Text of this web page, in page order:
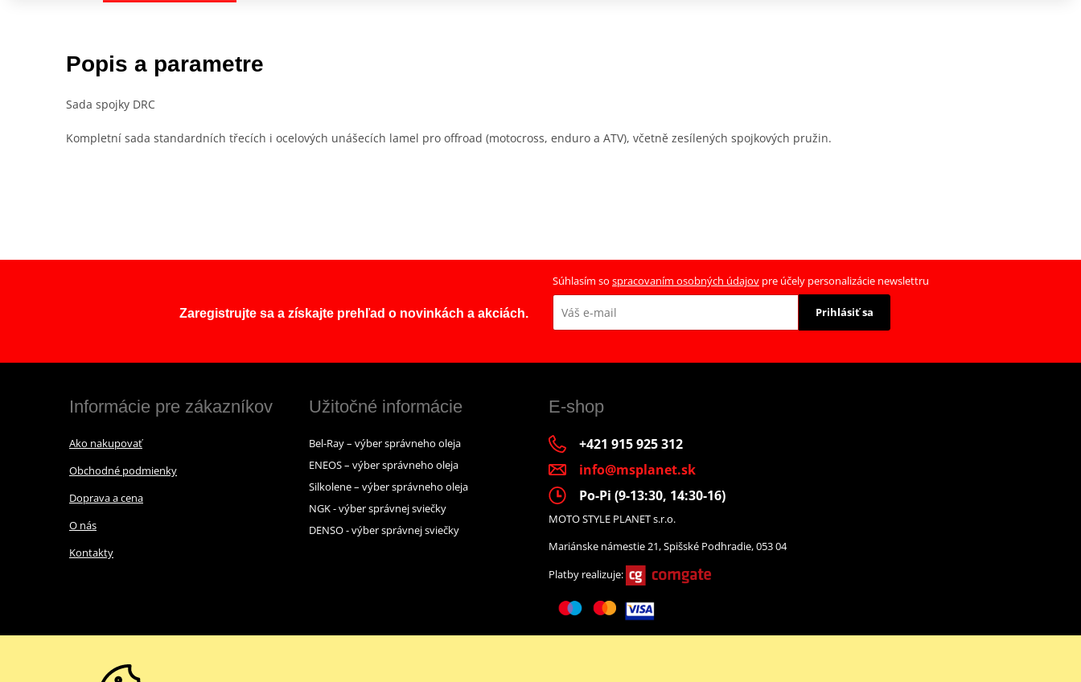
Popis a parametre
Sada spojky DRC
Kompletní sada standardních třecích i ocelových unášecích lamel pro offroad (motocross, enduro a ATV), včetně zesílených spojkových pružin.
Zaregistrujte sa a získajte prehľad o novinkách a akciách.
Súhlasím so spracovaním osobných údajov pre účely personalizácie newslettru
Prihlásiť sa
Informácie pre zákazníkov
Ako nakupovať
Obchodné podmienky
Doprava a cena
O nás
Kontakty
Užitočné informácie
Bel-Ray – výber správneho oleja
ENEOS – výber správneho oleja
Silkolene – výber správneho oleja
NGK - výber správnej sviečky
DENSO - výber správnej sviečky
E-shop
+421 915 925 312
info@msplanet.sk
Po-Pi (9-13:30, 14:30-16)
MOTO STYLE PLANET s.r.o.
Mariánske námestie 21, Spišské Podhradie, 053 04
Platby realizuje: